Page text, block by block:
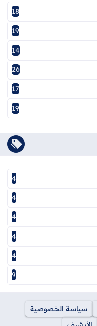
18
19
14
26
17
19
4
4
4
4
4
9
سياسة الخصوصية